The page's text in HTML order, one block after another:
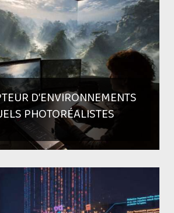
D’ENVIRONNEMENTS
PHOTORÉALISTES